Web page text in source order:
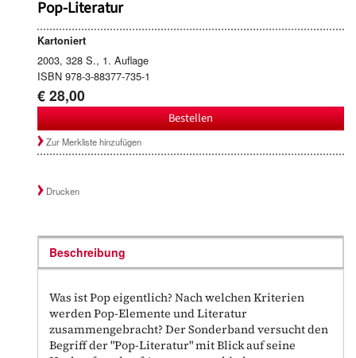
Pop-Literatur
Kartoniert
2003, 328 S., 1. Auflage
ISBN 978-3-88377-735-1
€ 28,00
Bestellen
Zur Merkliste hinzufügen
Drucken
Beschreibung
Was ist Pop eigentlich? Nach welchen Kriterien
werden Pop-Elemente und Literatur
zusammengebracht? Der Sonderband versucht den
Begriff der "Pop-Literatur" mit Blick auf seine